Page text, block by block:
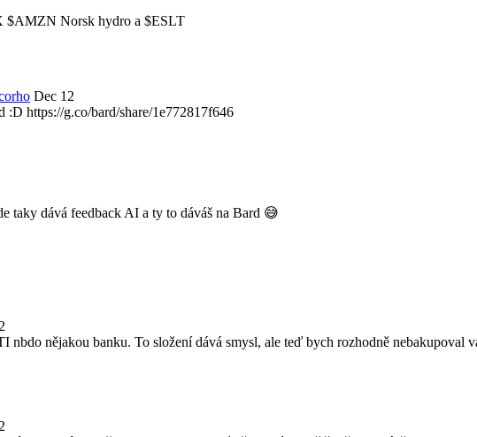
$AMZN Norsk hydro a $ESLT
Dec 12
https://g.co/bard/share/1e772817f646
taky dává feedback AI a ty to dáváš na Bard 😅
nbdo nějakou banku. To složení dává smysl, ale teď bych rozhodně nebakupoval